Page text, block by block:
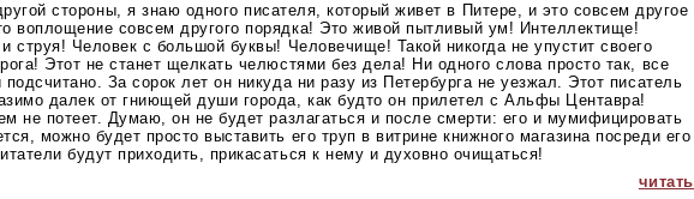
стороны, я знаю одного писателя, который живет в Питере, и это совсем другое
воплощение совсем другого порядка! Это живой пытливый ум! Интеллектище!
и струя! Человек с большой буквы! Человечище! Такой никогда не упустит своего
Этот не станет щелкать челюстями без дела! Ни одного слова просто так, все
подсчитано. За сорок лет он никуда ни разу из Петербурга не уезжал. Этот писатель
далек от гниющей души города, как будто он прилетел с Альфы Центавра!
не потеет. Думаю, он не будет разлагаться и после смерти: его и мумифицировать
можно будет просто выставить его труп в витрине книжного магазина посреди его
будут приходить, прикасаться к нему и духовно очищаться!
читать